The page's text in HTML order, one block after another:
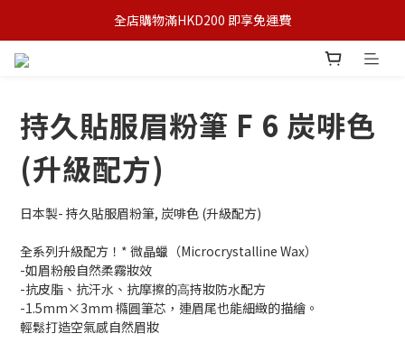
全店購物滿HKD200 即享免運費
持久貼服眉粉筆 F 6 炭啡色
(升級配方)
日本製- 持久貼服眉粉筆, 炭啡色 (升級配方)
全系列升級配方！* 微晶蠟（Microcrystalline Wax）
-如眉粉般自然柔霧妝效
-抗皮脂、抗汗⽔、抗摩擦的⾼持妝防⽔配方
-1.5mm×3mm 橢圓筆芯，連眉尾也能細緻的描繪。
輕鬆打造空氣感自然眉妝